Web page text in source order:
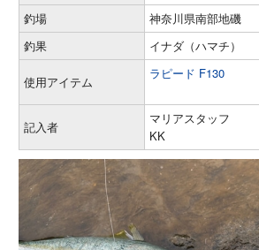
釣場
神奈川県南部地磯
釣果
イナダ（ハマチ）
使用アイテム
ラピード F130
記入者
マリアスタッフ
KK